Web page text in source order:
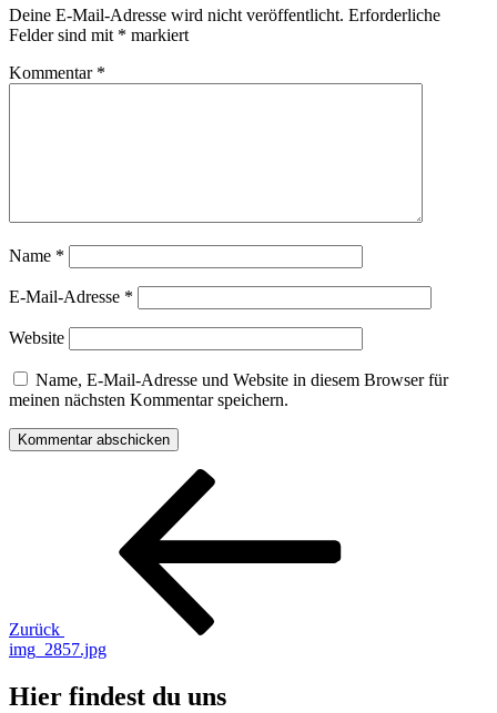
Deine E-Mail-Adresse wird nicht veröffentlicht. Erforderliche
Felder sind mit * markiert
Kommentar *
Name *
E-Mail-Adresse *
Website
Name, E-Mail-Adresse und Website in diesem Browser für
meinen nächsten Kommentar speichern.
Beitragsnavigation
Zurück
img_2857.jpg
Hier findest du uns